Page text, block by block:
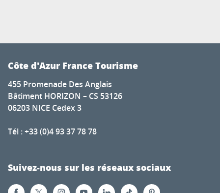
Côte d'Azur France Tourisme
455 Promenade Des Anglais
Bâtiment HORIZON – CS 53126
06203 NICE Cedex 3
Tél : +33 (0)4 93 37 78 78
Suivez-nous sur les réseaux sociaux